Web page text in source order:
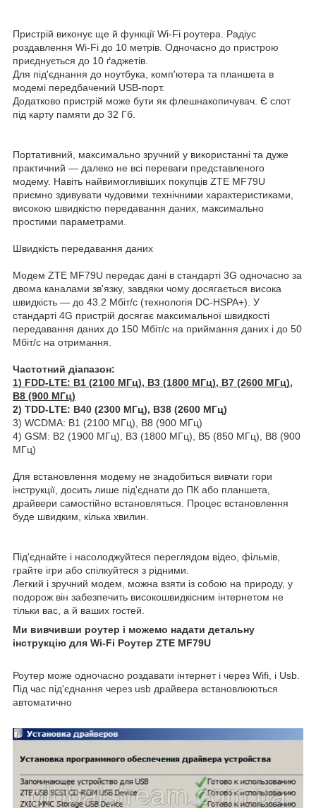
Пристрій виконує ще й функції Wi-Fi роутера. Радіус
роздавлення Wi-Fi до 10 метрів. Одночасно до пристрою
приєднується до 10 ґаджетів.
Для під'єднання до ноутбука, комп'ютера та планшета в
модемі передбачений USB-порт.
Додатково пристрій може бути як флешнакопичувач. Є слот
під карту памяти до 32 Гб.
Портативний, максимально зручний у використанні та дуже
практичний — далеко не всі переваги представленого
модему. Навіть найвимогливіших покупців ZTE MF79U
приємно здивувати чудовими технічними характеристиками,
високою швидкістю передавання даних, максимально
простими параметрами.
Швидкість передавання даних
Модем ZTE MF79U передає дані в стандарті 3G одночасно за
двома каналами зв'язку, завдяки чому досягається висока
швидкість — до 43.2 Мбіт/с (технологія DC-HSPA+). У
стандарті 4G пристрій досягає максимальної швидкості
передавання даних до 150 Мбіт/с на приймання даних і до 50
Мбіт/с на отримання.
Частотний діапазон:
1) FDD-LTE: B1 (2100 МГц), B3 (1800 МГц), B7 (2600 МГц),
B8 (900 МГц)
2) TDD-LTE: B40 (2300 МГц), B38 (2600 МГц)
3) WCDMA: B1 (2100 МГц), B8 (900 МГц)
4) GSM: B2 (1900 МГц), B3 (1800 МГц), B5 (850 МГц), B8 (900
МГц)
Для встановлення модему не знадобиться вивчати гори
інструкції, досить лише під'єднати до ПК або планшета,
драйвери самостійно встановляться. Процес встановлення
буде швидким, кілька хвилин.
Під'єднайте і насолоджуйтеся переглядом відео, фільмів,
грайте ігри або спілкуйтеся з рідними.
Легкий і зручний модем, можна взяти із собою на природу, у
подорож він забезпечить високошвидкісним інтернетом не
тільки вас, а й ваших гостей.
Ми вивчивши роутер і можемо надати детальну
інструкцію для Wi-Fi Роутер ZTE MF79U
Роутер може одночасно роздавати інтернет і через Wifi, і Usb.
Під час під'єднання через usb драйвера встановлюються
автоматично